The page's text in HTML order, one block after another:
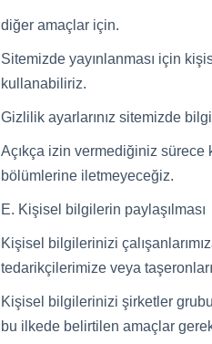
diğer amaçlar için.
Sitemizde yayınlanması için
kullanabiliriz.
Gizlilik ayarlarınız sitemizde
Açıkça izin vermediğiniz
bölümlerine iletmeyeceğiz.
E. Kişisel bilgilerin paylaşılması
Kişisel bilgilerinizi
tedarikçilerimize veya
Kişisel bilgilerinizi şirketler
bu ilkede belirtilen amaçlar